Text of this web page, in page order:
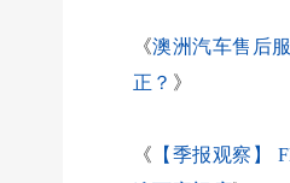
《澳洲汽车售后
正？ 》
《 【季报观察】